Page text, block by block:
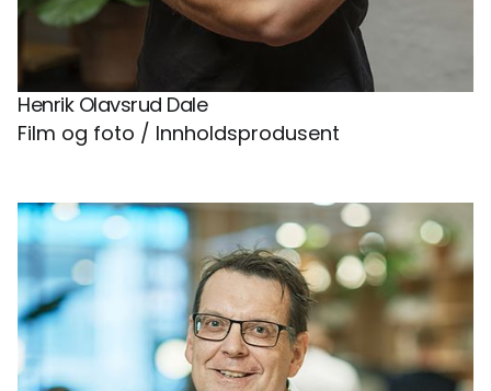
Henrik Olavsrud Dale
Film og foto / Innholdsprodusent